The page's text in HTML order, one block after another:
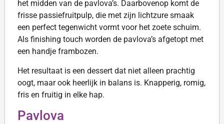
het midden van de pavlova’s. Daarbovenop komt de
frisse passiefruitpulp, die met zijn lichtzure smaak
een perfect tegenwicht vormt voor het zoete schuim.
Als finishing touch worden de pavlova’s afgetopt met
een handje frambozen.
Het resultaat is een dessert dat niet alleen prachtig
oogt, maar ook heerlijk in balans is. Knapperig, romig,
fris en fruitig in elke hap.
Pavlova